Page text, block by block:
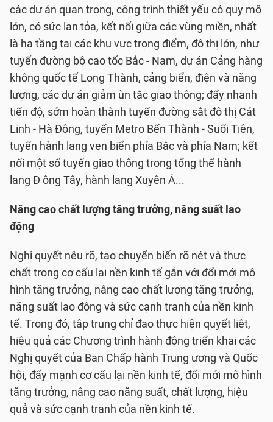
các dự án quan trọng, công trình thiết yếu có quy mô
lớn, có sức lan tỏa, kết nối giữa các vùng miền, nhất
là hạ tầng tại các khu vực trọng điểm, đô thị lớn, như
tuyến đường bộ cao tốc Bắc - Nam, dự án Cảng hàng
không quốc tế Long Thành, cảng biển, điện và năng
lượng, các dự án giảm ùn tắc giao thông; đẩy nhanh
tiến độ, sớm hoàn thành tuyến đường sắt đô thị Cát
Linh - Hà Đông, tuyến Metro Bến Thành - Suối Tiên,
tuyến hành lang ven biển phía Bắc và phía Nam; kết
nối một số tuyến giao thông trong tổng thể hành
lang Đ ông Tây, hành lang Xuyên Á...
Nâng cao chất lượng tăng trưởng, năng suất lao
động
Nghị quyết nêu rõ, tạo chuyển biến rõ nét và thực
chất trong cơ cấu lại nền kinh tế gắn với đổi mới mô
hình tăng trưởng, nâng cao chất lượng tăng trưởng,
năng suất lao động và sức cạnh tranh của nền kinh
tế. Trong đó, tập trung chỉ đạo thực hiện quyết liệt,
hiệu quả các Chương trình hành động triển khai các
Nghị quyết của Ban Chấp hành Trung ương và Quốc
hội, đẩy mạnh cơ cấu lại nền kinh tế, đổi mới mô hình
tăng trưởng, nâng cao năng suất, chất lượng, hiệu
quả và sức cạnh tranh của nền kinh tế.